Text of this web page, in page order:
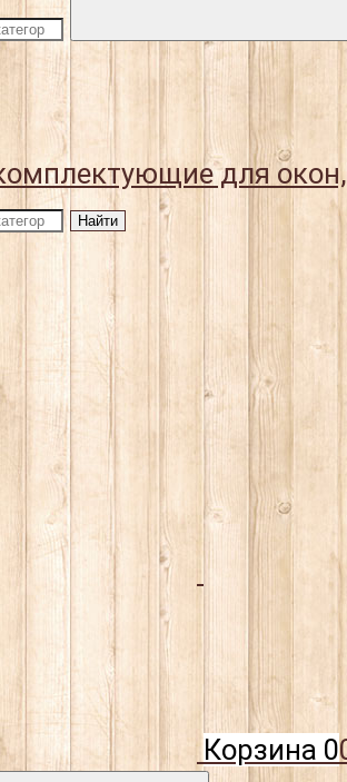
Найти
Корзина 0